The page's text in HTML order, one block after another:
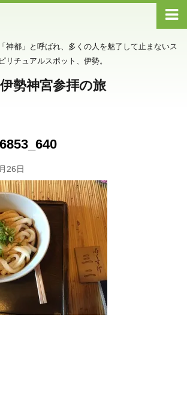
神都」と呼ばれ、多くの人を魅了して止まないス
ピリチュアルスポット、伊勢。
伊勢神宮参拝の旅
26日